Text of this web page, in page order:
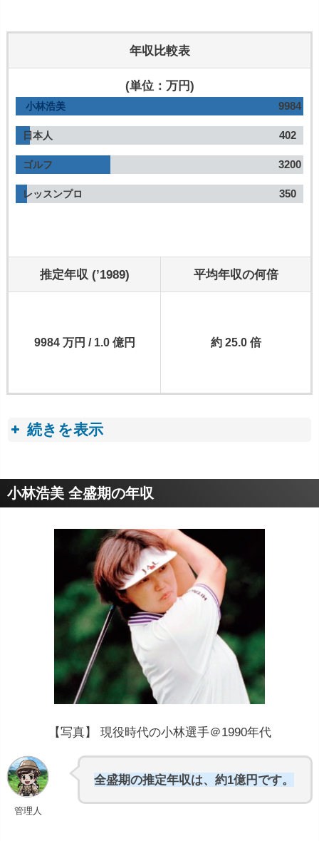
年収比較表
(単位：万円)
小林浩美 9984
日本人 402
ゴルフ 3200
レッスンプロ 350
推定年収 (’1989) 平均年収の何倍
9984 万円 / 1.0 億円 約 25.0 倍
続きを表示
収入トピック
■ プロゴルフ選手の年収・収入事情
約2,931万
小林浩美 全盛期の年収
【写真】 現役時代の小林選手＠1990年代
管理人
全盛期の推定年収は、約1億円です。